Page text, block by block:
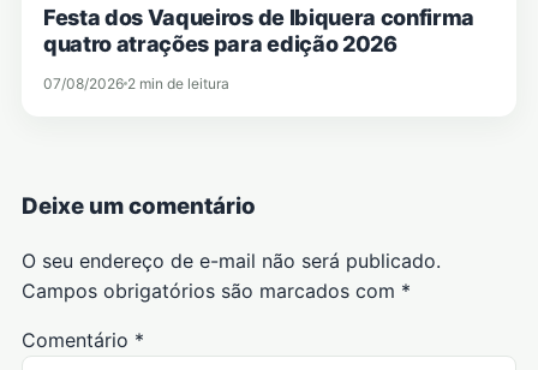
Festa dos Vaqueiros de Ibiquera confirma
quatro atrações para edição 2026
07/08/2026 2 min de leitura
Deixe um comentário
O seu endereço de e-mail não será publicado.
Campos obrigatórios são marcados com *
Comentário *